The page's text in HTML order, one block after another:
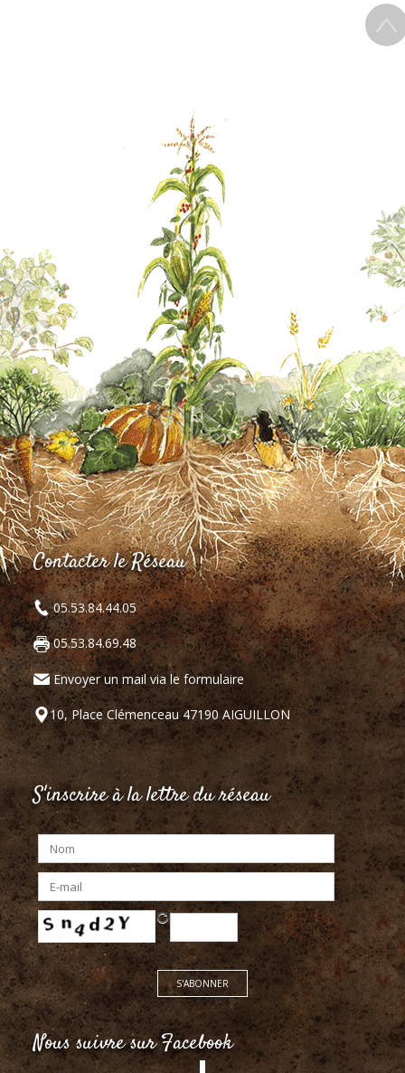
Contacter le Réseau
05.53.84.44.05
05.53.84.69.48
Envoyer un mail via le formulaire
10, Place Clémenceau 47190 AIGUILLON
S'inscrire à la lettre du réseau
Nous suivre sur Facebook